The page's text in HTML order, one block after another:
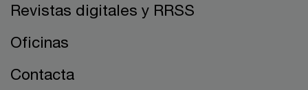
Revistas digitales y RRSS
Oficinas
Contacta